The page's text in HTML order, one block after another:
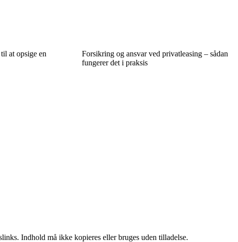
at opsige en
Forsikring og ansvar ved privatleasing – sådan
fungerer det i praksis
Indhold må ikke kopieres eller bruges uden tilladelse.